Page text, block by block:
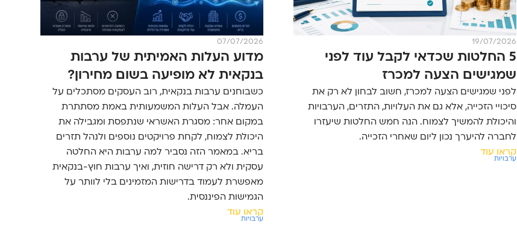
19/07/2026
5 החלטות שכדאי לקבל עוד לפני
שמגישים הצעה למכרז
לפני שמגישים הצעה למכרז, חשוב לבחון לא רק את
סיכויי הזכייה, אלא גם את העלויות, התזרים, הערבויות
והיכולת להמשיך לצמוח. הנה חמש החלטות שיעזרו
לחברה להיערך נכון ליום שאחרי הזכייה.
קראו עוד
ערבויות
07/07/2026
מדוע העלות האמיתית של ערבות
בנקאית לא מופיעה בשום מחירון?
כשבוחנים ערבות בנקאית, רוב העסקים מסתכלים על
העמלה. אבל העלות המשמעותית באמת מסתתרת
במקום אחר: מסגרת האשראי שנתפסת ומגבילה את
היכולת לצמוח, לקחת פרויקטים נוספים ולנהל תזרים
בריא. במאמר הזה נסביר למה ערבות היא החלטה
עסקית ולא רק דרישה חוזית, ואיך ערבות חוץ-בנקאית
מאפשרת לעמוד בדרישות המזמינים בלי לוותר על
הגמישות הפיננסית.
קראו עוד
ערבויות